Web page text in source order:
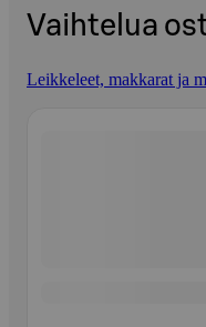
Vaihtelua
Leikkeleet, makkarat ja